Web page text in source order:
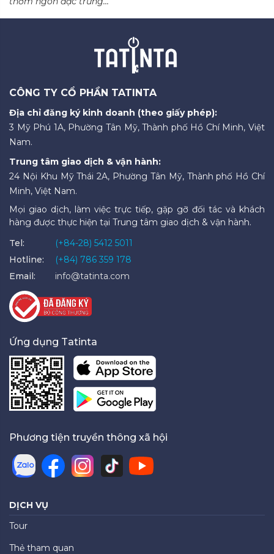
CÔNG TY CỔ PHẦN TATINTA
Địa chỉ đăng ký kinh doanh (theo giấy phép):
3 Mỹ Phú 1A, Phường Tân Mỹ, Thành phố Hồ Chí Minh, Việt
Nam.
Trung tâm giao dịch & vận hành:
24 Nội Khu Mỹ Thái 2A, Phường Tân Mỹ, Thành phố Hồ Chí
Minh, Việt Nam.
Mọi giao dịch, làm việc trực tiếp, gặp gỡ đối tác và khách
hàng được thực hiện tại Trung tâm giao dịch & vận hành.
Tel:
(+84-28) 5412 5011
Hotline:
(+84) 786 359 178
Email:
info@tatinta.com
Ứng dụng Tatinta
Phương tiện truyền thông xã hội
DỊCH VỤ
Tour
Thẻ tham quan